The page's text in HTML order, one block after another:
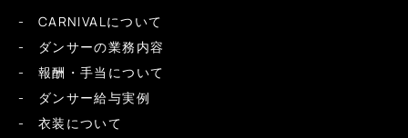
CARNIVALについて
ダンサーの業務内容
報酬・手当について
ダンサー給与実例
衣装について